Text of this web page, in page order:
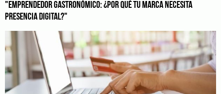
"EMPRENDEDOR GASTRONÓMICO: ¿POR QUÉ TU MARCA NECESITA
PRESENCIA DIGITAL?"